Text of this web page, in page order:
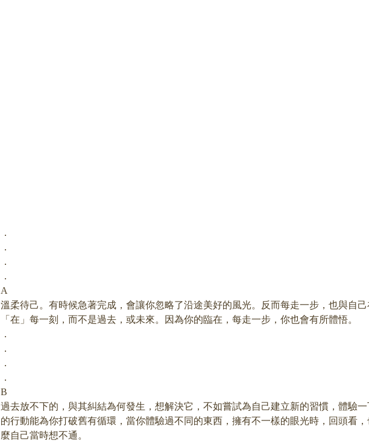
．
．
．
．
A
溫柔待己。有時候急著完成，會讓你忽略了沿途美好的風光。反而每走一步，也與自
「在」每一刻，而不是過去，或未來。因為你的臨在，每走一步，你也會有所體悟。
．
．
．
．
B
過去放不下的，與其糾結為何發生，想解決它，不如嘗試為自己建立新的習慣，體驗
的行動能為你打破舊有循環，當你體驗過不同的東西，擁有不一樣的眼光時，回頭看
麼自己當時想不通。